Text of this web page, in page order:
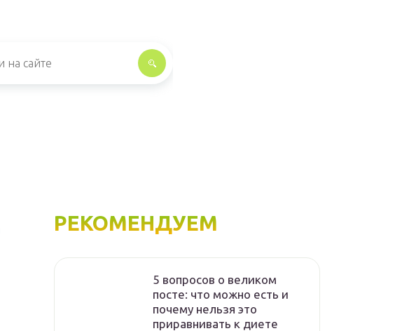
РЕКОМЕНДУЕМ
5 вопросов о великом
посте: что можно есть и
почему нельзя это
приравнивать к диете